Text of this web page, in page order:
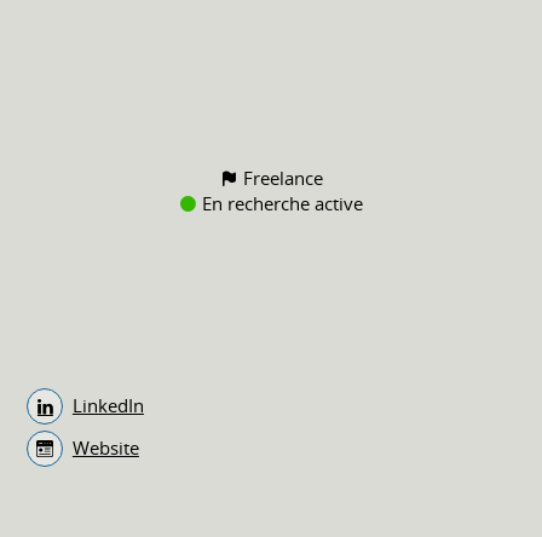
Freelance
En recherche active
LinkedIn
Website